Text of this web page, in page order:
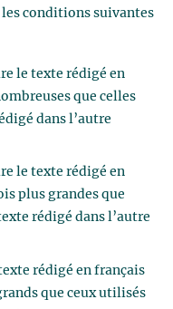
conditions suivantes
le texte rédigé en
que celles
dans l’autre
le texte rédigé en
plus grandes que
rédigé dans l’autre
rédigé en français
que ceux utilisés